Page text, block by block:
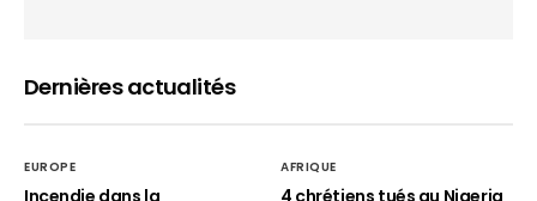
Dernières actualités
EUROPE
Incendie dans la
AFRIQUE
4 chrétiens tués au Nigeria